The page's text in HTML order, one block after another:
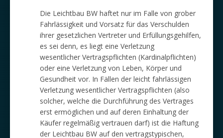
Die Leichtbau BW haftet nur im Falle von grober
Fahrlässigkeit und Vorsatz für das Verschulden
ihrer gesetzlichen Vertreter und Erfüllungsgehilfen,
es sei denn, es liegt eine Verletzung
wesentlicher Vertragspflichten (Kardinalpflichten)
oder eine Verletzung von Leben, Körper und
Gesundheit vor. In Fällen der leicht fahrlässigen
Verletzung wesentlicher Vertragspflichten (also
solcher, welche die Durchführung des Vertrages
erst ermöglichen und auf deren Einhaltung der
Käufer regelmäßig vertrauen darf) ist die Haftung
der Leichtbau BW auf den vertragstypischen,